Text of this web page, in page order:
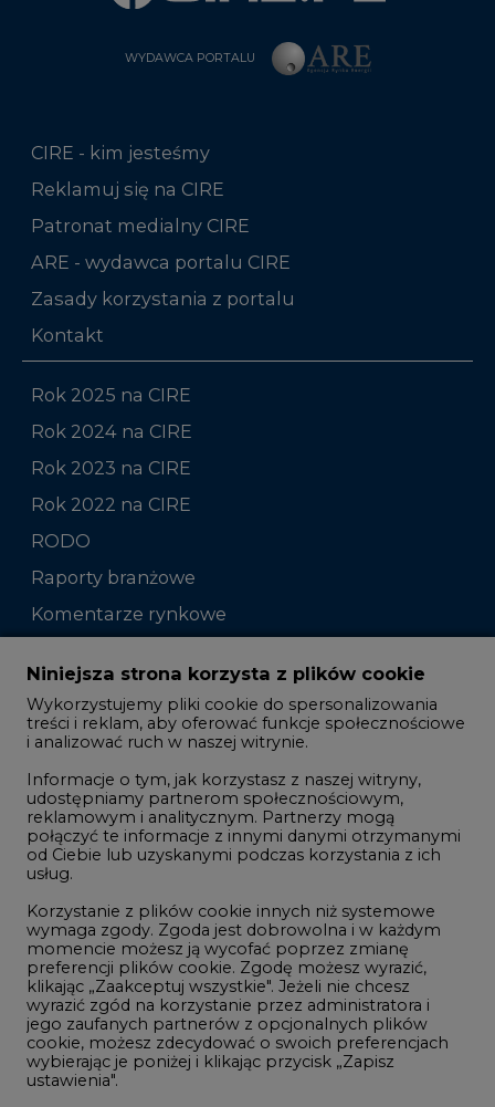
WYDAWCA PORTALU
CIRE - kim jesteśmy
Reklamuj się na CIRE
Patronat medialny CIRE
ARE - wydawca portalu CIRE
Zasady korzystania z portalu
Kontakt
Rok 2025 na CIRE
Rok 2024 na CIRE
Rok 2023 na CIRE
Rok 2022 na CIRE
RODO
Raporty branżowe
Komentarze rynkowe
Zmiany kadrowe na rynku
Studio CIRE
Rozmowy o energetyce
Gospodarka
Geopolityka
LTE450
Innowacje i AI
Telekomunikacja i IT
Handel emisjami CO2
Wodór
Górnictwo
Niniejsza strona korzysta z plików cookie
Wykorzystujemy pliki cookie do spersonalizowania
treści i reklam, aby oferować funkcje społecznościowe
i analizować ruch w naszej witrynie.
Informacje o tym, jak korzystasz z naszej witryny,
udostępniamy partnerom społecznościowym,
reklamowym i analitycznym. Partnerzy mogą
połączyć te informacje z innymi danymi otrzymanymi
od Ciebie lub uzyskanymi podczas korzystania z ich
usług.
Korzystanie z plików cookie innych niż systemowe
wymaga zgody. Zgoda jest dobrowolna i w każdym
momencie możesz ją wycofać poprzez zmianę
preferencji plików cookie. Zgodę możesz wyrazić,
klikając „Zaakceptuj wszystkie". Jeżeli nie chcesz
wyrazić zgód na korzystanie przez administratora i
jego zaufanych partnerów z opcjonalnych plików
cookie, możesz zdecydować o swoich preferencjach
wybierając je poniżej i klikając przycisk „Zapisz
ustawienia".